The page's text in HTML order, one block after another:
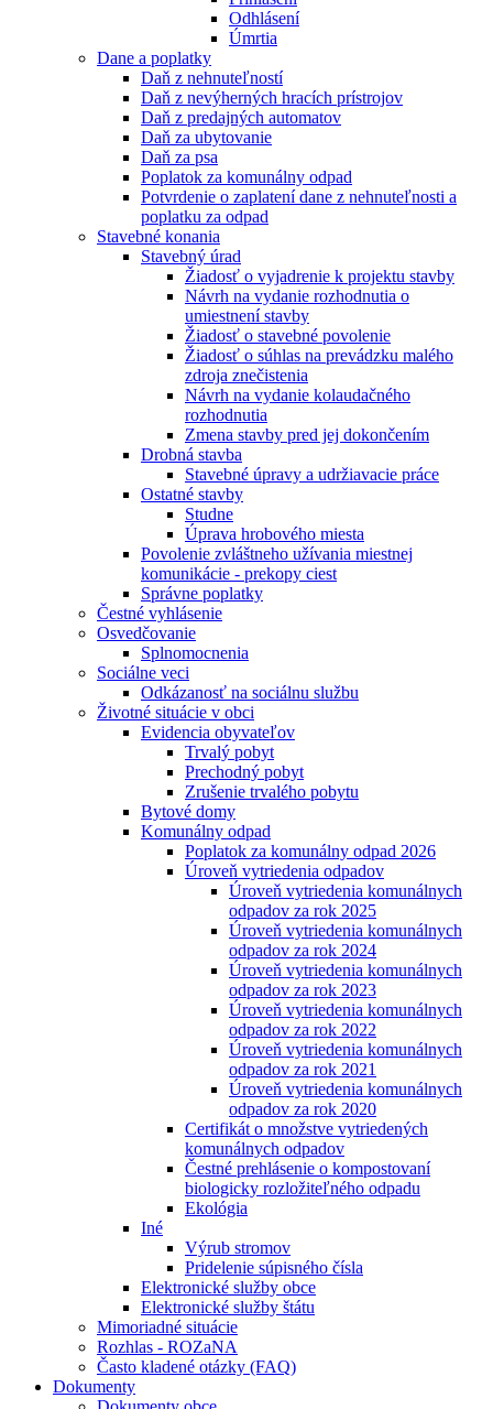
Odhlásení
Úmrtia
Dane a poplatky
Daň z nehnuteľností
Daň z nevýherných hracích prístrojov
Daň z predajných automatov
Daň za ubytovanie
Daň za psa
Poplatok za komunálny odpad
Potvrdenie o zaplatení dane z nehnuteľnosti a
poplatku za odpad
Stavebné konania
Stavebný úrad
Žiadosť o vyjadrenie k projektu stavby
Návrh na vydanie rozhodnutia o
umiestnení stavby
Žiadosť o stavebné povolenie
Žiadosť o súhlas na prevádzku malého
zdroja znečistenia
Návrh na vydanie kolaudačného
rozhodnutia
Zmena stavby pred jej dokončením
Drobná stavba
Stavebné úpravy a udržiavacie práce
Ostatné stavby
Studne
Úprava hrobového miesta
Povolenie zvláštneho užívania miestnej
komunikácie - prekopy ciest
Správne poplatky
Čestné vyhlásenie
Osvedčovanie
Splnomocnenia
Sociálne veci
Odkázanosť na sociálnu službu
Životné situácie v obci
Evidencia obyvateľov
Trvalý pobyt
Prechodný pobyt
Zrušenie trvalého pobytu
Bytové domy
Komunálny odpad
Poplatok za komunálny odpad 2026
Úroveň vytriedenia odpadov
Úroveň vytriedenia komunálnych
odpadov za rok 2025
Úroveň vytriedenia komunálnych
odpadov za rok 2024
Úroveň vytriedenia komunálnych
odpadov za rok 2023
Úroveň vytriedenia komunálnych
odpadov za rok 2022
Úroveň vytriedenia komunálnych
odpadov za rok 2021
Úroveň vytriedenia komunálnych
odpadov za rok 2020
Certifikát o množstve vytriedených
komunálnych odpadov
Čestné prehlásenie o kompostovaní
biologicky rozložiteľného odpadu
Ekológia
Iné
Výrub stromov
Pridelenie súpisného čísla
Elektronické služby obce
Elektronické služby štátu
Mimoriadné situácie
Rozhlas - ROZaNA
Často kladené otázky (FAQ)
Dokumenty